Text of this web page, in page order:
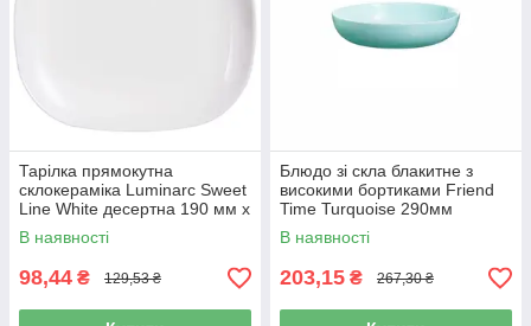
Тарілка прямокутна
склокераміка Luminarc Sweet
Line White десертна 190 мм х
210 мм (J0561)
В наявності
98,44 ₴ 129,53 ₴
Блюдо зі скла блакитне з
високими бортиками Friend
Time Turquoise 290мм
Luminarc (P6362)
В наявності
203,15 ₴ 267,30 ₴